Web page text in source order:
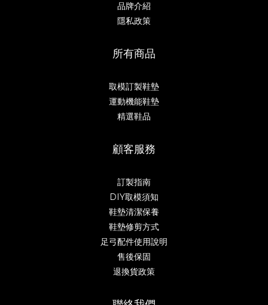
品牌介紹
隱私政策
所有商品
取模訂製鞋墊
運動機能鞋墊
精選鞋品
顧客服務
訂製指南
DIY取模須知
鞋墊清潔保養
鞋墊修剪方式
足弓配件使用說明
售後保固
退換貨政策